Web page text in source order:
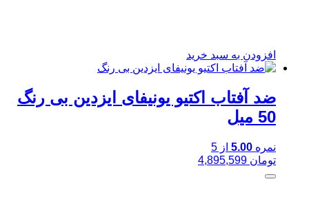
افزودن به سبد خرید
ضد آفتاب اکتیو یونیفای ایزدین بی رنگ
50 میل
نمره 5.00 از 5
تومان